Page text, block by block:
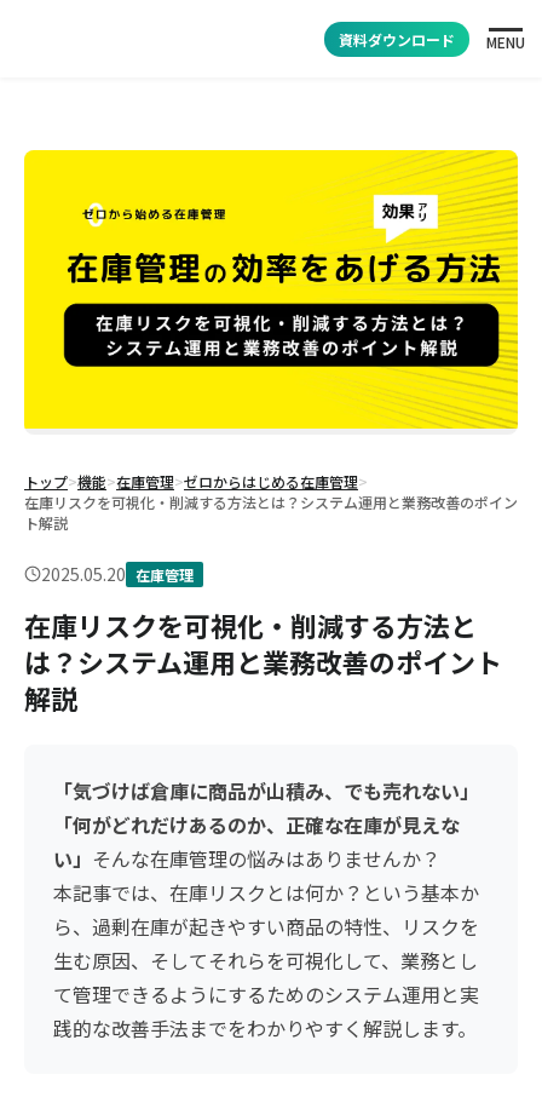
資料ダウンロード MENU
トップ>機能>在庫管理>ゼロからはじめる在庫管理>
在庫リスクを可視化・削減する方法とは？システム運用と業務改善のポイン
ト解説
2025.05.20 在庫管理
在庫リスクを可視化・削減する方法と
は？システム運用と業務改善のポイント
解説
「気づけば倉庫に商品が山積み、でも売れない」
「何がどれだけあるのか、正確な在庫が見えな
い」 そんな在庫管理の悩みはありませんか？
本記事では、在庫リスクとは何か？という基本か
ら、過剰在庫が起きやすい商品の特性、リスクを
生む原因、そしてそれらを可視化して、業務とし
て管理できるようにするためのシステム運用と実
践的な改善手法までをわかりやすく解説します。